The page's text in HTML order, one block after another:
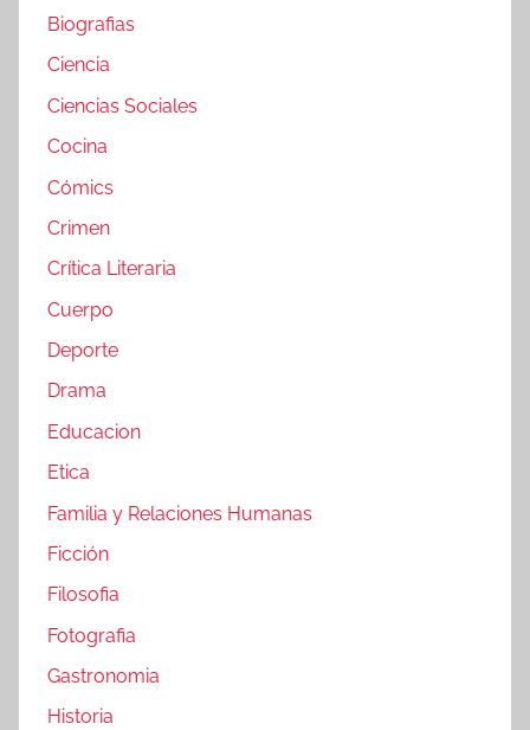
Biografias
Ciencia
Ciencias Sociales
Cocina
Cómics
Crimen
Crítica Literaria
Cuerpo
Deporte
Drama
Educacion
Etica
Familia y Relaciones Humanas
Ficción
Filosofia
Fotografia
Gastronomia
Historia